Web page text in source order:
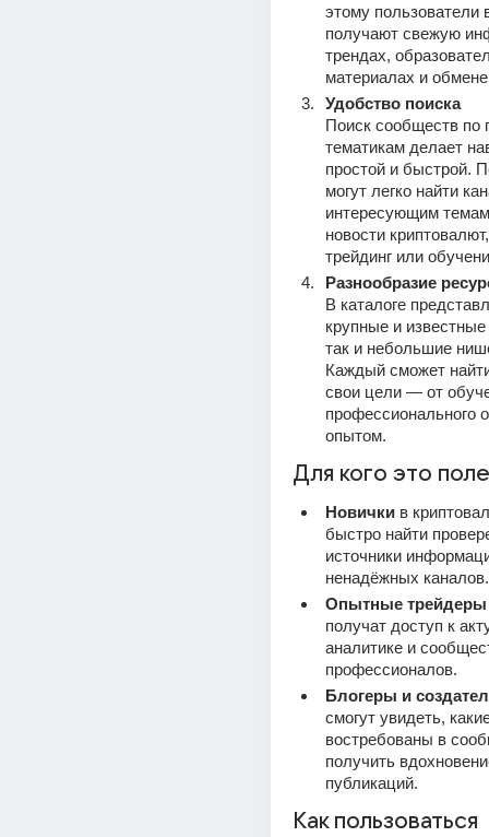
этому пользователи
получают свежую
трендах,
материалах и
Удобство поиска
Поиск сообществ по
тематикам делает
простой и быстрой.
могут легко найти
интересующим
новости
трейдинг или
Разнообразие
В каталоге
крупные и
так и небольшие
Каждый сможет
свои цели — от
профессионального
опытом.
Для кого это
Новички в
быстро найти
источники
ненадёжных каналов.
Опытные трейдеры
получат доступ к
аналитике и
профессионалов.
Блогеры и
смогут увидеть,
востребованы в
получить
публикаций.
Как пользоваться